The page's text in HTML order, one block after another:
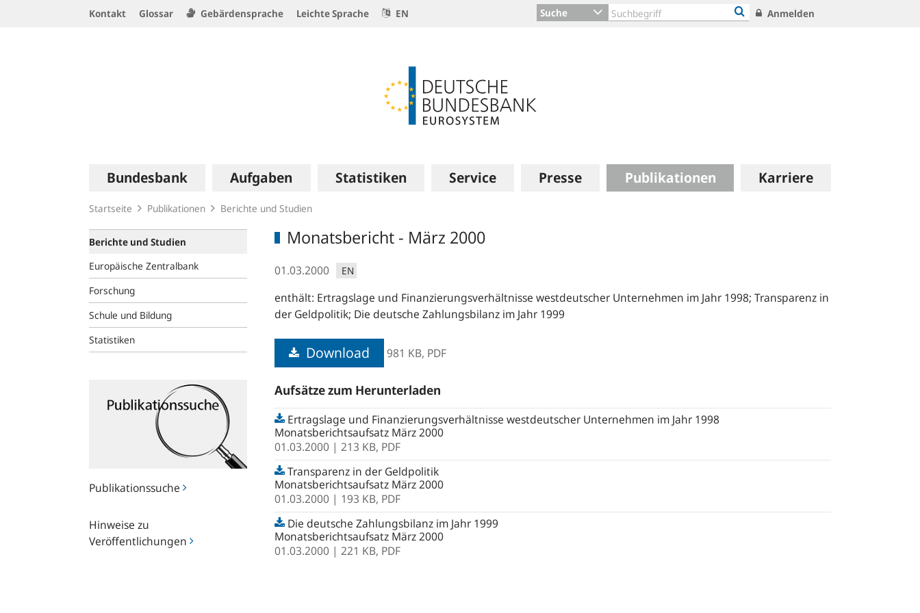
Kontakt Glossar Gebärdensprache Leichte Sprache EN Suche Anmelden
Hauptnavigation
Bundesbank Aufgaben Statistiken Service Presse Publikationen Karriere
Startseite Publikationen Berichte und Studien
Berichte und Studien
Europäische Zentralbank
Forschung
Schule und Bildung
Statistiken
Publikationssuche
Publikationssuche
Hinweise zu
Veröffentlichungen
zu
Veröffentlichungen
Monatsbericht - März 2000
01.03.2000 EN
enthält: Ertragslage und Finanzierungsverhältnisse westdeutscher Unternehmen im Jahr 1998; Transparenz in
der Geldpolitik; Die deutsche Zahlungsbilanz im Jahr 1999
Download 981 KB, PDF
Aufsätze zum Herunterladen
Ertragslage und Finanzierungsverhältnisse westdeutscher Unternehmen im Jahr 1998
Monatsberichtsaufsatz März 2000
01.03.2000 | 213 KB, PDF
Transparenz in der Geldpolitik
Monatsberichtsaufsatz März 2000
01.03.2000 | 193 KB, PDF
Die deutsche Zahlungsbilanz im Jahr 1999
Monatsberichtsaufsatz März 2000
01.03.2000 | 221 KB, PDF